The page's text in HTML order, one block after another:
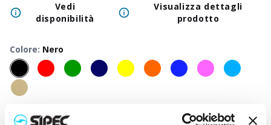
Vedi
disponibilità
Visualizza dettagli
prodotto
Colore: Nero
500+ 1000+ 2500